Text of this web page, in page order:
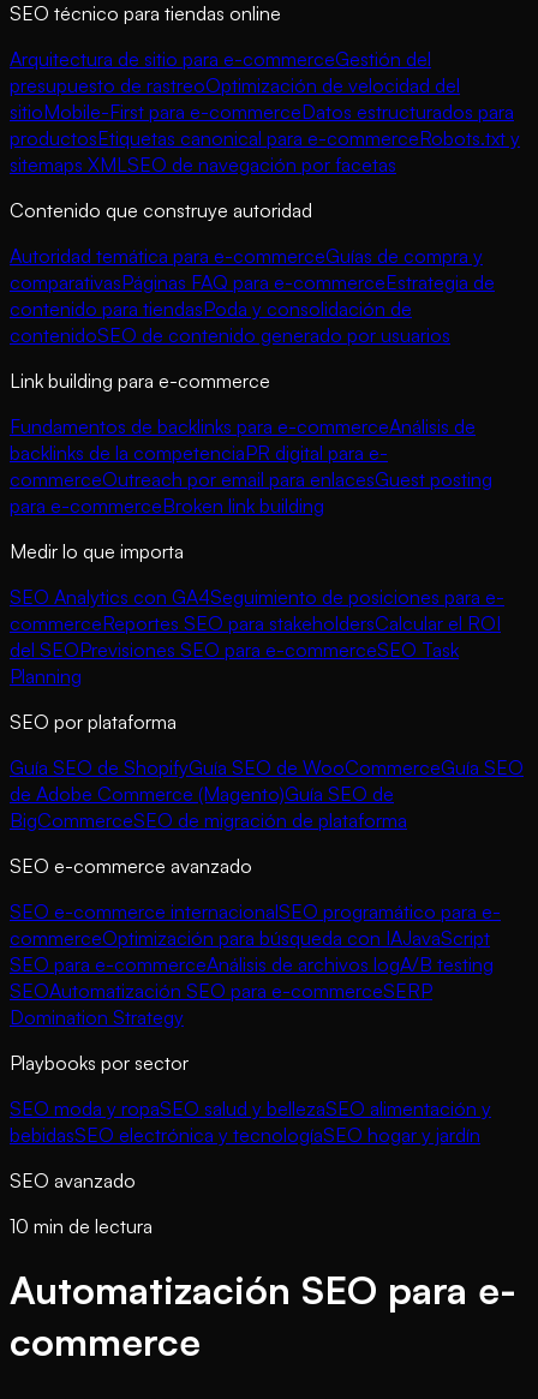
SEO técnico para tiendas online
Arquitectura de sitio para e-commerceGestión del
presupuesto de rastreoOptimización de velocidad del
sitioMobile-First para e-commerceDatos estructurados para
productosEtiquetas canonical para e-commerceRobots.txt y
sitemaps XMLSEO de navegación por facetas
Contenido que construye autoridad
Autoridad temática para e-commerceGuías de compra y
comparativasPáginas FAQ para e-commerceEstrategia de
contenido para tiendasPoda y consolidación de
contenidoSEO de contenido generado por usuarios
Link building para e-commerce
Fundamentos de backlinks para e-commerceAnálisis de
backlinks de la competenciaPR digital para e-
commerceOutreach por email para enlacesGuest posting
para e-commerceBroken link building
Medir lo que importa
SEO Analytics con GA4Seguimiento de posiciones para e-
commerceReportes SEO para stakeholdersCalcular el ROI
del SEOPrevisiones SEO para e-commerceSEO Task
Planning
SEO por plataforma
Guía SEO de ShopifyGuía SEO de WooCommerceGuía SEO
de Adobe Commerce (Magento)Guía SEO de
BigCommerceSEO de migración de plataforma
SEO e-commerce avanzado
SEO e-commerce internacionalSEO programático para e-
commerceOptimización para búsqueda con IAJavaScript
SEO para e-commerceAnálisis de archivos logA/B testing
SEOAutomatización SEO para e-commerceSERP
Domination Strategy
Playbooks por sector
SEO moda y ropaSEO salud y bellezaSEO alimentación y
bebidasSEO electrónica y tecnologíaSEO hogar y jardín
SEO avanzado
10 min de lectura
Automatización SEO para e-
commerce